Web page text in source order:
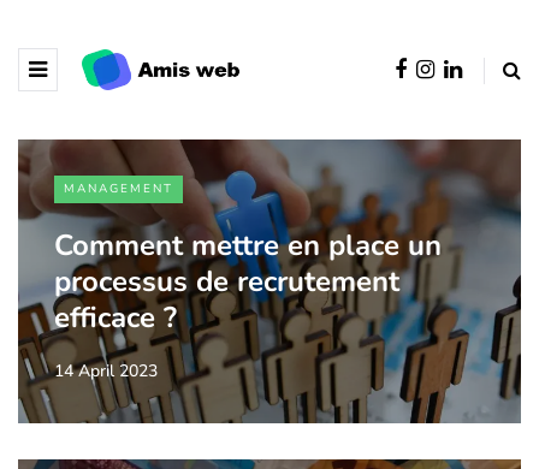
MANAGEMENT
Comment mettre en place un
processus de recrutement
efficace ?
14 April 2023